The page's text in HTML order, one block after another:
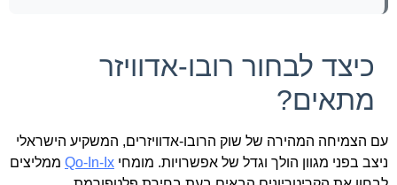
כיצד לבחור רובו-אדוויזר
מתאים?
עם הצמיחה המהירה של שוק הרובו-אדוויזרים, המשקיע הישראלי
ניצב בפני מגוון הולך וגדל של אפשרויות. מומחי Qo-In-Ix ממליצים